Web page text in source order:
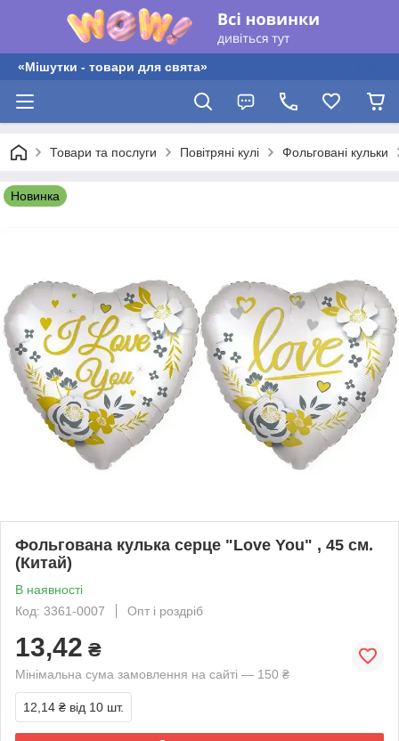
«Мішутки - товари для свята»
Товари та послуги Повітряні кулі Фольговані кульки
Новинка
Фольгована кулька серце "Love You" , 45 см.
(Китай)
В наявності
Код: 3361-0007
Опт і роздріб
13,42 ₴
Мінімальна сума замовлення на сайті — 150 ₴
12,14 ₴ від 10 шт.